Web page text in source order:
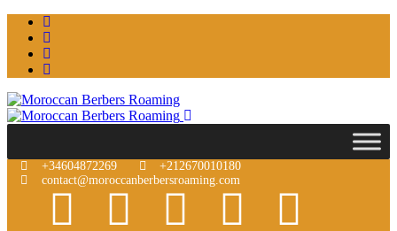
+34604872269
+212670010180
contact@moroccanberbersroaming.com